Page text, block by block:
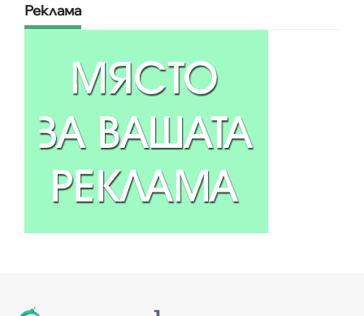
Реклама